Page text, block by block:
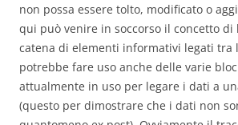
non possa essere tolto, modificato o
qui può venire in soccorso il concetto di
catena di elementi informativi legati tra
potrebbe fare uso anche delle varie
attualmente in uso per legare i dati a
(questo per dimostrare che i dati non